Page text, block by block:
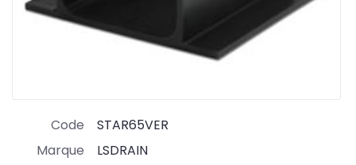
Code
STAR65VER
Marque
LSDRAIN